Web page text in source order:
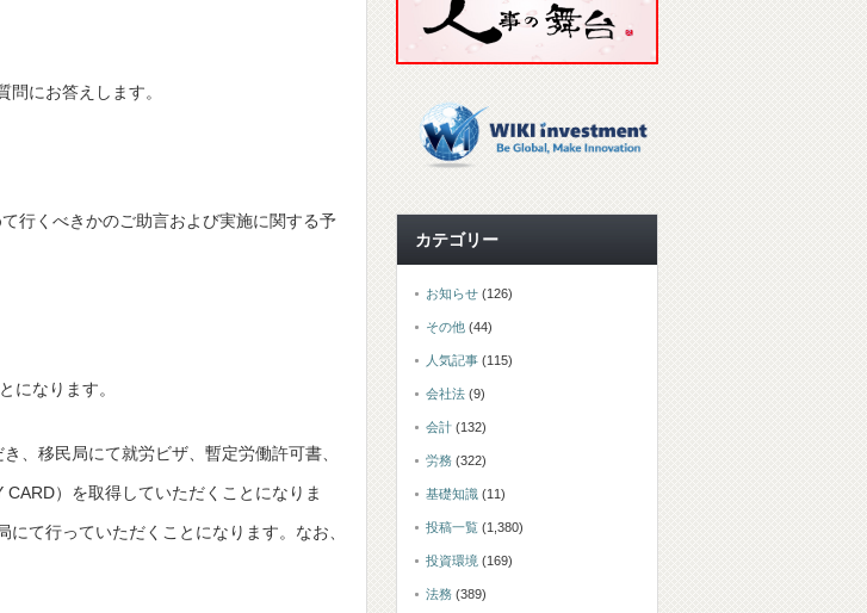
にお答えします。
行くべきかのご助言および実施に関する予
になります。
、移民局にて就労ビザ、暫定労働許可書、
）を取得していただくことになりま
て行っていただくことになります。なお、
カテゴリー
お知らせ (126)
その他 (44)
人気記事 (115)
会社法 (9)
会計 (132)
労務 (322)
基礎知識 (11)
投稿一覧 (1,380)
投資環境 (169)
法務 (389)